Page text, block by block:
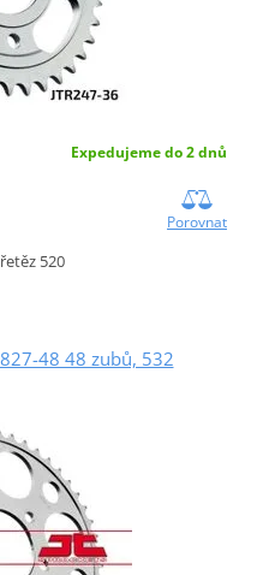
Expedujeme do 2 dnů
Porovnat
520
827-48 48 zubů, 532